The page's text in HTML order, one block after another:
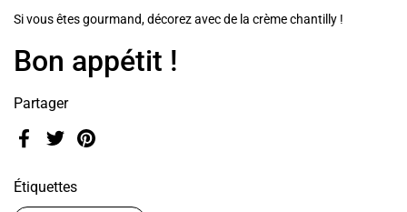
Partager
Facebook
TwitterPinterest
Étiquettes
Si vous êtes gourmand, décorez avec de la crème chantilly !
Bon appétit !